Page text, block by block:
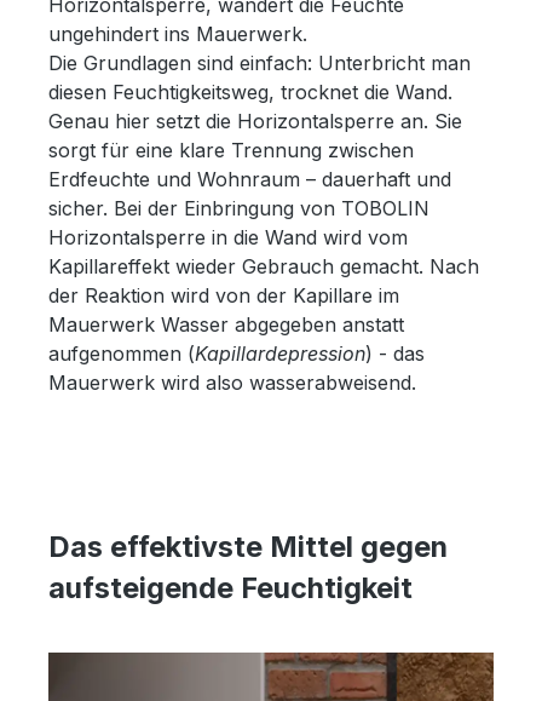
ungehindert ins Mauerwerk.
Die Grundlagen sind einfach: Unterbricht man
diesen Feuchtigkeitsweg, trocknet die Wand.
Genau hier setzt die Horizontalsperre an. Sie
sorgt für eine klare Trennung zwischen
Erdfeuchte und Wohnraum – dauerhaft und
sicher. Bei der Einbringung von TOBOLIN
Horizontalsperre in die Wand wird vom
Kapillareffekt wieder Gebrauch gemacht. Nach
der Reaktion wird von der Kapillare im
Mauerwerk Wasser abgegeben anstatt
aufgenommen (Kapillardepression) - das
Mauerwerk wird also wasserabweisend.
Das effektivste Mittel gegen
aufsteigende Feuchtigkeit